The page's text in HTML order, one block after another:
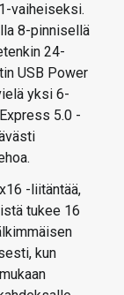
vaiheiseksi.
8-pinnisellä
24-
USB Power
yksi 6-
5.0 -
-liitäntää,
tukee 16
kun